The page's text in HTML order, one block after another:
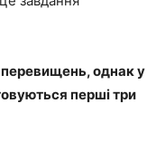
перевищень, однак у
перші три